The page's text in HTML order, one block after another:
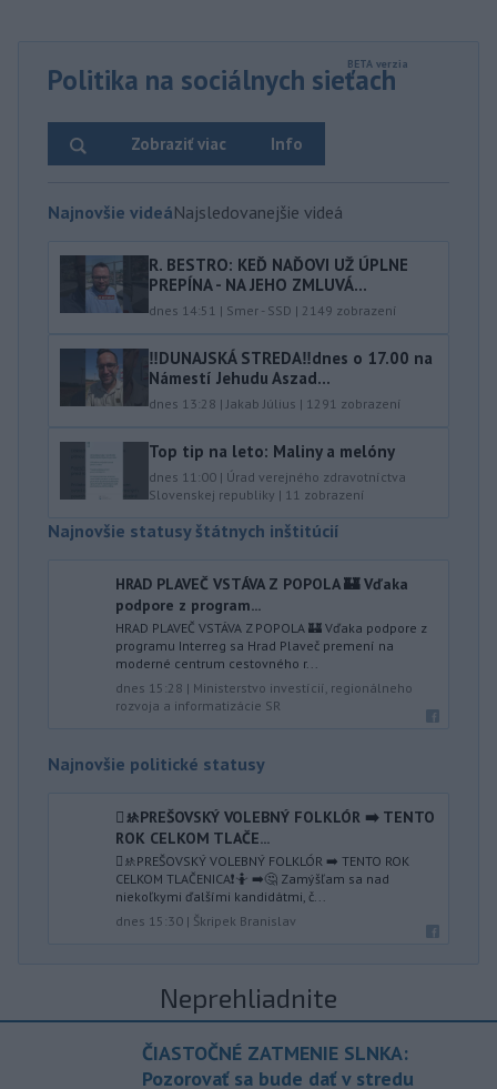
Politika na sociálnych sieťach
Info
Zobraziť viac
Najnovšie videáNajsledovanejšie videá
R. BESTRO: KEĎ NAĎOVI UŽ ÚPLNE
PREPÍNA - NA JEHO ZMLUVÁ...
dnes 14:51 | Smer - SSD | 2149 zobrazení
‼️DUNAJSKÁ STREDA‼️dnes o 17.00 na
Námestí Jehudu Aszad...
dnes 13:28 |Jakab Július | 1291 zobrazení
Top tip na leto: Maliny a melóny
dnes 11:00 | Úrad verejného zdravotníctva
Slovenskej republiky | 11 zobrazení
Najnovšie statusy štátnych inštitúcií
HRAD PLAVEČ VSTÁVA Z POPOLA 🏰 Vďaka
podpore z program...
HRAD PLAVEČ VSTÁVA Z POPOLA 🏰 Vďaka podpore z
programu Interreg sa Hrad Plaveč premení na
moderné centrum cestovného r...
dnes 15:28 | Ministerstvo investícií, regionálneho
rozvoja a informatizácie SR
Najnovšie politické statusy
🫟🚸PREŠOVSKÝ VOLEBNÝ FOLKLÓR ➡️ TENTO
ROK CELKOM TLAČE...
🫟🚸PREŠOVSKÝ VOLEBNÝ FOLKLÓR ➡️ TENTO ROK
CELKOM TLAČENICA❗️🤷 ➡️🤔 Zamýšľam sa nad
niekoľkymi ďalšími kandidátmi, č...
dnes 15:30 | Škripek Branislav
Neprehliadnite
ČIASTOČNÉ ZATMENIE SLNKA:
Pozorovať sa bude dať v stredu